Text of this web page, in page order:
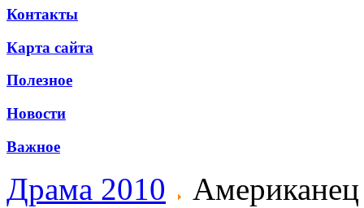
Контакты
Карта сайта
Полезное
Новости
Важное
Драма 2010